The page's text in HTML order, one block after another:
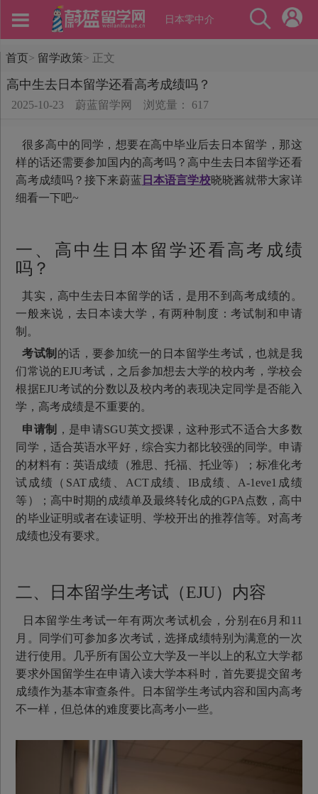
日本零中介
首页> 留学政策> 正文
高中生去日本留学还看高考成绩吗？
2025-10-23 蔚蓝留学网 浏览量： 617
很多高中的同学，想要在高中毕业后去日本留学，那这
样的话还需要参加国内的高考吗？高中生去日本留学还看
高考成绩吗？接下来蔚蓝 日本语言学校晓晓酱就带大家详
细看一下吧~
一、高中生日本留学还看高考成绩
吗？
其实，高中生去日本留学的话，是用不到高考成绩的。
一般来说，去日本读大学，有两种制度：考试制和申请
制。
考试制 的话，要参加统一的日本留学生考试，也就是我
们常说的EJU考试，之后参加想去大学的校内考，学校会
根据EJU考试的分数以及校内考的表现决定同学是否能入
学，高考成绩是不重要的。
申请制
，是申请SGU英文授课，这种形式不适合大多数
同学，适合英语水平好，综合实力都比较强的同学。申请
的材料有：英语成绩（雅思、托福、托业等）；标准化考
试成绩（SAT成绩、ACT成绩、IB成绩、A-1eve1成绩
等）；高中时期的成绩单及最终转化成的GPA点数，高中
的毕业证明或者在读证明、学校开出的推荐信等。对高考
成绩也没有要求。
二、日本留学生考试（EJU）内容
日本留学生考试一年有两次考试机会，分别在6月和11
月。同学们可参加多次考试，选择成绩特别为满意的一次
进行使用。几乎所有国公立大学及一半以上的私立大学都
要求外国留学生在申请入读大学本科时，首先要提交留考
成绩作为基本审查条件。日本留学生考试内容和国内高考
不一样，但总体的难度要比高考小一些。